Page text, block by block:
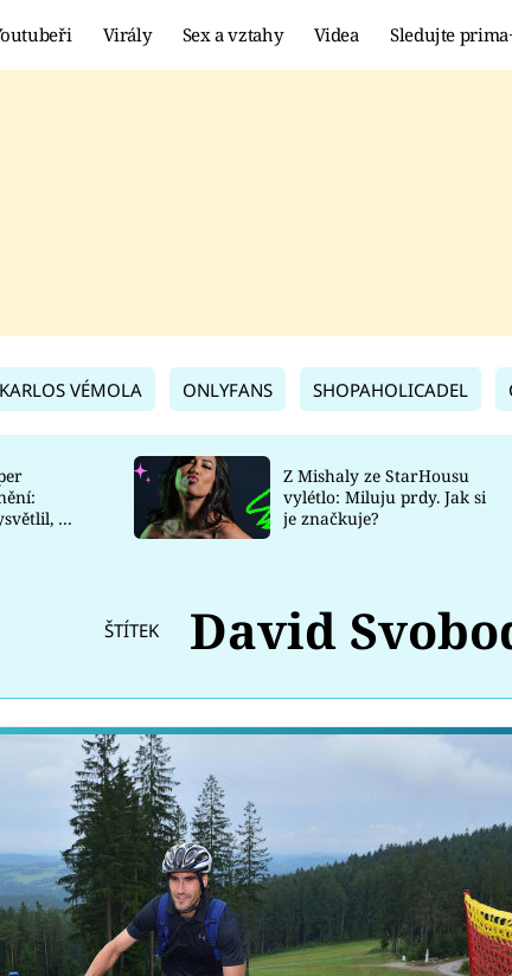
Virály Sex a vztahy Videa Sledujte
KARLOS VÉMOLA ONLYFANS SHOPAHOLICADEL
co
Z Mishaly ze StarHousu
vylétlo: Miluju prdy. Jak si
je značkuje?
ŠTÍTEK David